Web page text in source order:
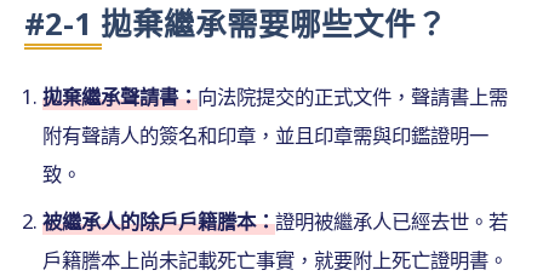
#2-1 拋棄繼承需要哪些文件？
拋棄繼承聲請書：向法院提交的正式文件，聲請書上需
附有聲請人的簽名和印章，並且印章需與印鑑證明一
致。
被繼承人的除戶戶籍謄本：證明被繼承人已經去世。若
戶籍謄本上尚未記載死亡事實，就要附上死亡證明書。